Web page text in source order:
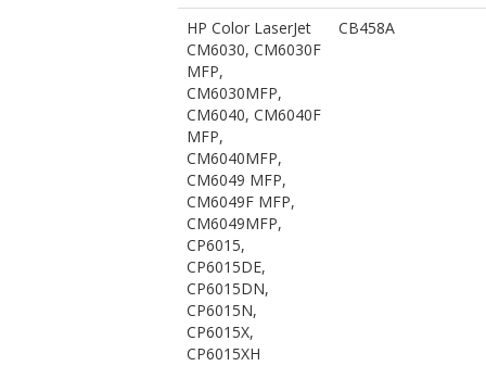
HP Color LaserJet
CM6030, CM6030F
MFP,
CM6030MFP,
CM6040, CM6040F
MFP,
CM6040MFP,
CM6049 MFP,
CM6049F MFP,
CM6049MFP,
CP6015,
CP6015DE,
CP6015DN,
CP6015N,
CP6015X,
CP6015XH
CB458A